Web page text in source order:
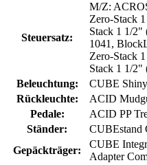
Steuersatz:
M/Z:
Zero-Stack
Stack 1 1/
1041,
Zero-Stack
Stack 1 1/2"
Beleuchtung:
CUBE
Rückleuchte:
ACID
Pedale:
ACID PP
Ständer:
CUBEstand
Gepäckträger:
CUBE
Adapter